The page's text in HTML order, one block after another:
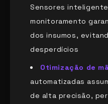
Sensores
monitoramento
dos insumos,
desperdícios
Otimização de
automatizadas
de alta precisão,